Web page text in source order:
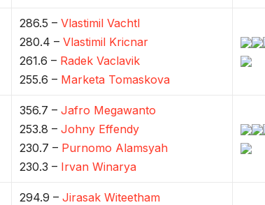
286.5 –Vlastimil Vachtl
280.4 –Vlastimil Kricnar
261.6 – Radek Vaclavik
255.6 – Marketa Tomaskova
356.7 –Jafro Megawanto
253.8 –Johny Effendy
230.7 – Purnomo Alamsyah
230.3 – Irvan Winarya
294.9 –Jirasak Witeetham